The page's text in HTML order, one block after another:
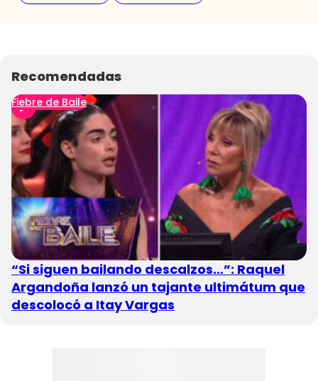
Recomendadas
Fiebre de Baile
“Si siguen bailando descalzos…”: Raquel
Argandoña lanzó un tajante ultimátum que
descolocó a Itay Vargas